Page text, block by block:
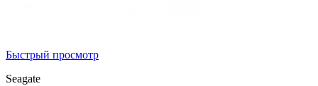
Быстрый просмотр
Seagate